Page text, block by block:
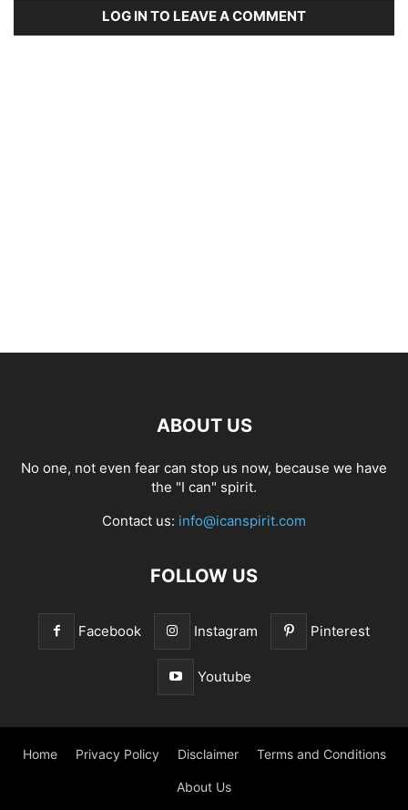
LOG IN TO LEAVE A COMMENT
ABOUT US
No one, not even fear can stop us now, because we have
the "I can" spirit.
Contact us: info@icanspirit.com
FOLLOW US
Facebook Instagram Pinterest
Youtube
Home Privacy Policy Disclaimer Terms and Conditions
About Us